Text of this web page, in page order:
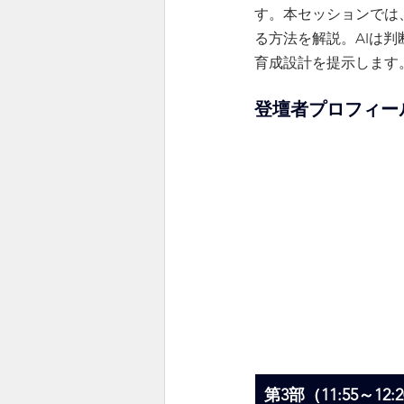
す。本セッションで
る方法を解説。AIは
育成設計を提示します
登壇者プロフィー
第3部（11:55～